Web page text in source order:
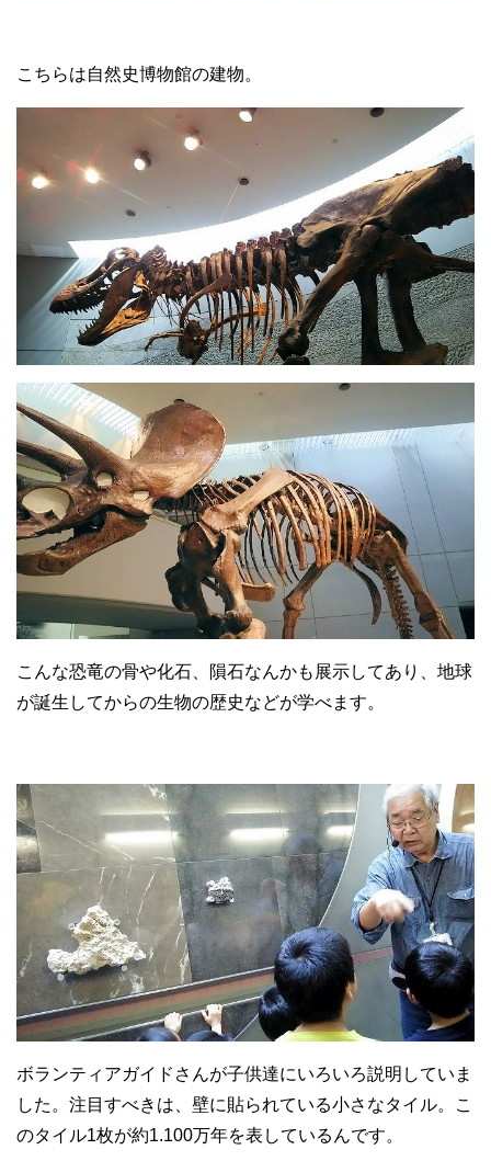
こちらは自然史博物館の建物。
こんな恐竜の骨や化石、隕石なんかも展示してあり、地球
が誕生してからの生物の歴史などが学べます。
ボランティアガイドさんが子供達にいろいろ説明していま
した。注目すべきは、壁に貼られている小さなタイル。こ
のタイル1枚が約1.100万年を表しているんです。